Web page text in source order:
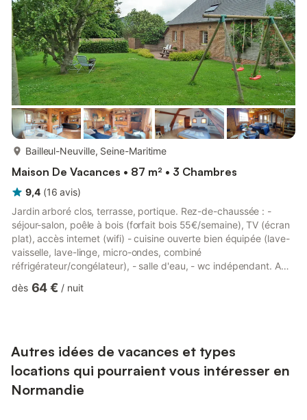
Bailleul-Neuville, Seine-Maritime
Maison De Vacances • 87 m² • 3 Chambres
9,4 (16 avis)
Jardin arboré clos, terrasse, portique. Rez-de-chaussée : -
séjour-salon, poêle à bois (forfait bois 55€/semaine), TV (écran
plat), accès internet (wifi) - cuisine ouverte bien équipée (lave-
vaisselle, lave-linge, micro-ondes, combiné
réfrigérateur/congélateur), - salle d'eau, - wc indépendant. A
bureau, et 1 chambre (1 lit 1 personne et deux lits bébé) en
dès 64 € / nuit
Autres idées de vacances et types
locations qui pourraient vous intéresser en
Normandie